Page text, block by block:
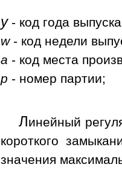
y- код года
w- код недели
a - код места
p - номер партии;
Линейный
короткого
значения